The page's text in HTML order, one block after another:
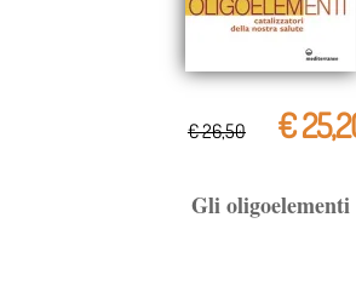
€ 26,50 €
Gli oligoelementi